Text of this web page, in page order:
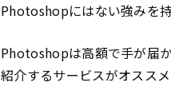
Photoshopにはない強みを
Photoshopは高額で手が届
紹介するサービスがオススメ